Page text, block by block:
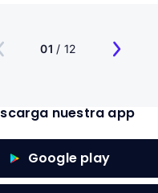
01 / 12
nuestra app
Google play